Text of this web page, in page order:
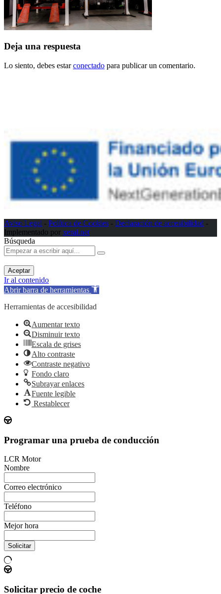
Deja una respuesta
Lo siento, debes estarconectado para publicar un comentario.
Aviso Legal - Política de Cookies - Declaración de accesibilidad -
Implementado por xeral.net
Búsqueda
Aceptar
Ir al contenido
Abrir barra de herramientas
Herramientas de accesibilidad
Aumentar texto
Disminuir texto
Escala de grises
Alto contraste
Contraste negativo
Fondo claro
Subrayar enlaces
Fuente legible
Restablecer
Programar una prueba de conducción
LCR Motor
Nombre
Correo electrónico
Teléfono
Mejor hora
Solicitar
Solicitar precio de coche